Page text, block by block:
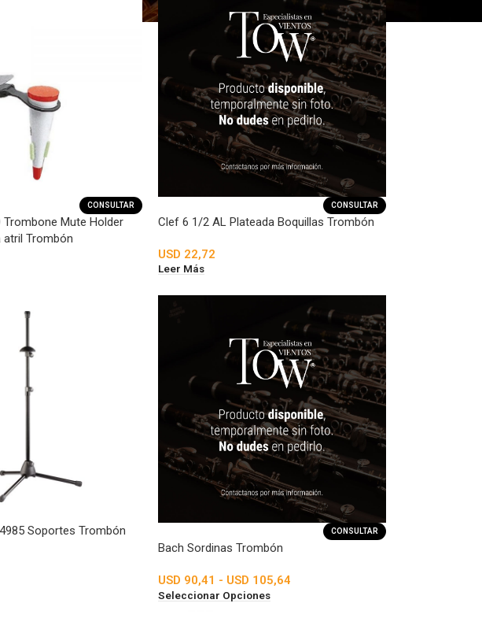
CONSULTAR
Mute Holder
Trombón
CONSULTAR
Clef 6 1/2 AL Plateada Boquillas Trombón
USD 22,72
Leer Más
Soportes Trombón CONSULTAR
Bach Sordinas Trombón
USD 90,41 - USD 105,64
Seleccionar Opciones